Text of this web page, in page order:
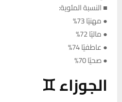
■ النسبة المئوية:
● مهنيًا 73%
● ماليًا 72%
● عاطفيًا 74%
● صحيًا 70%
الجوزاء ♊